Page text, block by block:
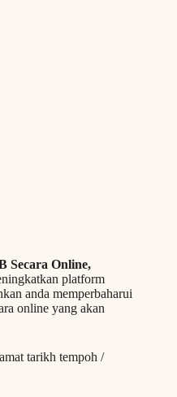
Secara Online,
platform
anda memperbaharui
online yang akan
tarikh tempoh /